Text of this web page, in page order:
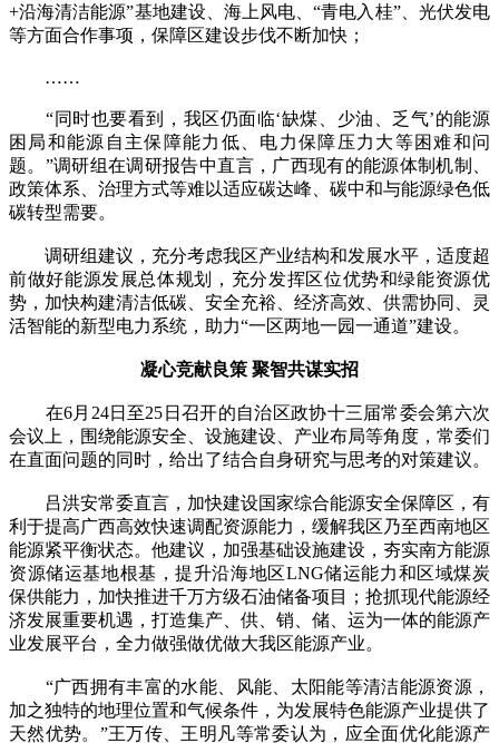
+沿海清洁能源”基地建设、海上风电、“青电入桂”、光伏发电
等方面合作事项，保障区建设步伐不断加快；
……
“同时也要看到，我区仍面临‘缺煤、少油、乏气’的能源
困局和能源自主保障能力低、电力保障压力大等困难和问
题。”调研组在调研报告中直言，广西现有的能源体制机制、
政策体系、治理方式等难以适应碳达峰、碳中和与能源绿色低
碳转型需要。
调研组建议，充分考虑我区产业结构和发展水平，适度超
前做好能源发展总体规划，充分发挥区位优势和绿能资源优
势，加快构建清洁低碳、安全充裕、经济高效、供需协同、灵
活智能的新型电力系统，助力“一区两地一园一通道”建设。
凝心竞献良策 聚智共谋实招
在6月24日至25日召开的自治区政协十三届常委会第六次
会议上，围绕能源安全、设施建设、产业布局等角度，常委们
在直面问题的同时，给出了结合自身研究与思考的对策建议。
吕洪安常委直言，加快建设国家综合能源安全保障区，有
利于提高广西高效快速调配资源能力，缓解我区乃至西南地区
能源紧平衡状态。他建议，加强基础设施建设，夯实南方能源
资源储运基地根基，提升沿海地区LNG储运能力和区域煤炭
保供能力，加快推进千万方级石油储备项目；抢抓现代能源经
济发展重要机遇，打造集产、供、销、储、运为一体的能源产
业发展平台，全力做强做优做大我区能源产业。
“广西拥有丰富的水能、风能、太阳能等清洁能源资源，
加之独特的地理位置和气候条件，为发展特色能源产业提供了
天然优势。”王万传、王明凡等常委认为，应全面优化能源产